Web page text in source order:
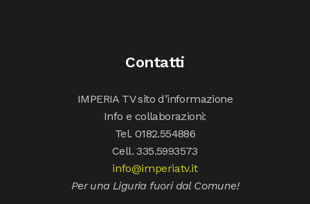
Contatti
IMPERIA TV sito d’informazione
Info e collaborazioni:
Tel. 0182.554886
Cell. 335.5993573
info@imperiatv.it
Per una Liguria fuori dal Comune!